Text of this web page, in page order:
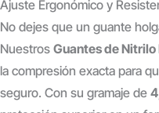
Ajuste Ergonómico y
No dejes que un guante
Nuestros Guantes de Nitrilo
la compresión exacta para
seguro. Con su gramaje de